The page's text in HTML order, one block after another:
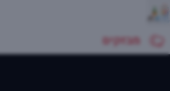
מבזקים